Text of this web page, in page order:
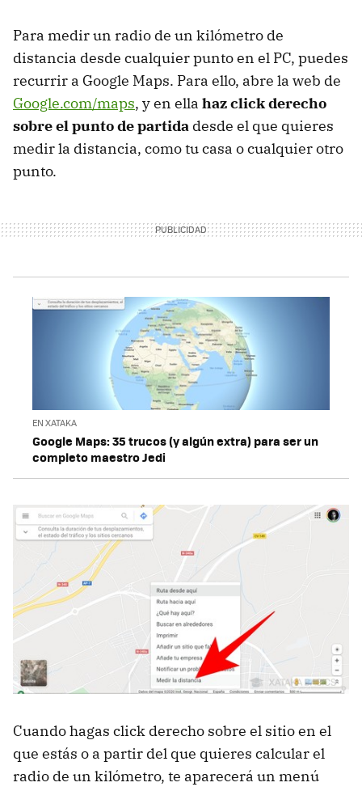
Para medir un radio de un kilómetro de
distancia desde cualquier punto en el PC, puedes
recurrir a Google Maps. Para ello, abre la web de
Google.com/maps, y en ella haz click derecho
sobre el punto de partida desde el que quieres
medir la distancia, como tu casa o cualquier otro
punto.
EN XATAKA
Google Maps: 35 trucos (y algún extra) para ser un
completo maestro Jedi
Cuando hagas click derecho sobre el sitio en el
que estás o a partir del que quieres calcular el
radio de un kilómetro, te aparecerá un menú